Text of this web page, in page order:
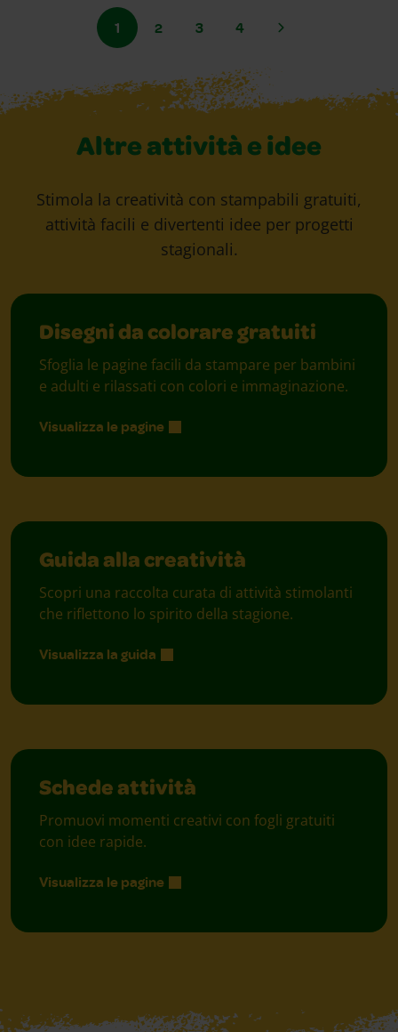
1 2 3 4
Altre attività e idee
Stimola la creatività con stampabili gratuiti,
attività facili e divertenti idee per progetti
stagionali.
Disegni da colorare gratuiti
Sfoglia le pagine facili da stampare per bambini
e adulti e rilassati con colori e immaginazione.
Visualizza le pagine
Guida alla creatività
Scopri una raccolta curata di attività stimolanti
che riflettono lo spirito della stagione.
Visualizza la guida
Schede attività
Promuovi momenti creativi con fogli gratuiti
con idee rapide.
Visualizza le pagine